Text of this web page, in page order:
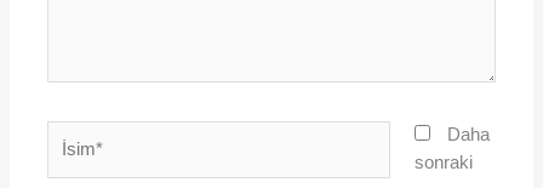
Daha
sonraki